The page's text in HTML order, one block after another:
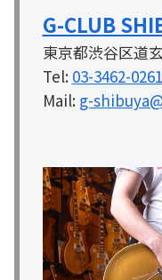
G-CLUB
東京都渋谷区道
Tel: 03-3462-0261
Mail: g-